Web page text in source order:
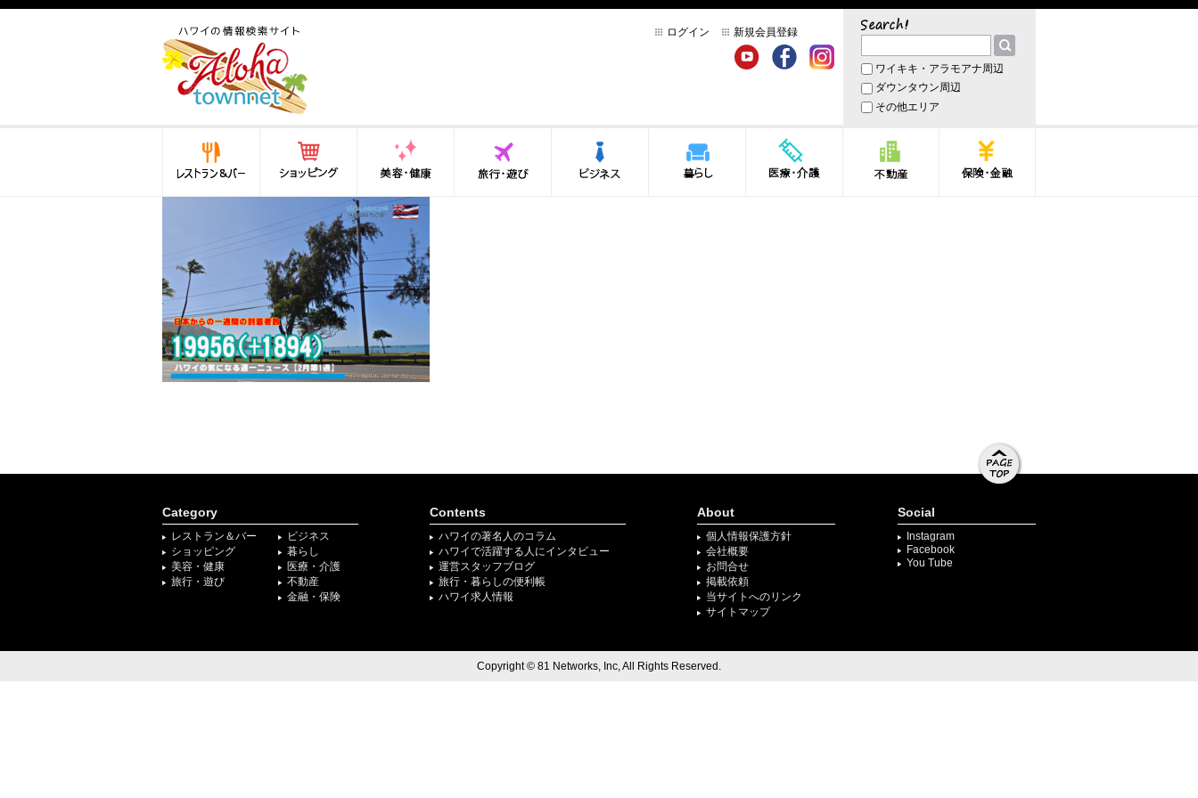
法律から運転免許証まで情
報が満載！
ログイン 新規会員登録 サーチ
ワイキキ・アラモアナ周辺
ダウンタウン周辺
その他エリア
美容・健康
Category
レストラン＆バー
ショッピング
美容・健康
旅行・遊び
ビジネス
暮らし
医療・介護
不動産
金融・保険
Contents
ハワイの著名人のコラム
ハワイで活躍する人にインタビュー
運営スタッフブログ
旅行・暮らしの便利帳
ハワイ求人情報
About
個人情報保護方針
会社概要
お問合せ
掲載依頼
当サイトへのリンク
サイトマップ
Social
Instagram
Facebook
You Tube
動する
Copyright © 81 Networks, Inc, All Rights Reserved.